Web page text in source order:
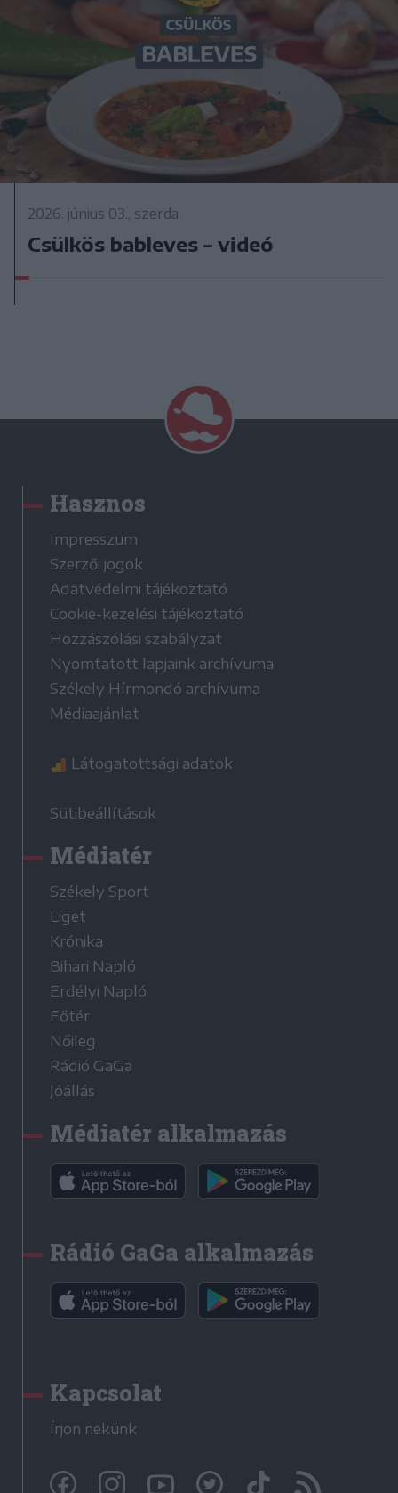
2026. június 03., szerda
Csülkös bableves – videó
Hasznos
Impresszum
Szerzői jogok
Adatvédelmi tájékoztató
Cookie-kezelési tájékoztató
Hozzászólási szabályzat
Nyomtatott lapjaink archívuma
Székely Hírmondó archívuma
Médiaajánlat
Látogatottsági adatok
Sütibeállítások
Médiatér
Székely Sport
Liget
Krónika
Bihari Napló
Erdélyi Napló
Főtér
Nőileg
Rádió GaGa
Jóállás
Médiatér alkalmazás
Rádió GaGa alkalmazás
Kapcsolat
Írjon nekünk